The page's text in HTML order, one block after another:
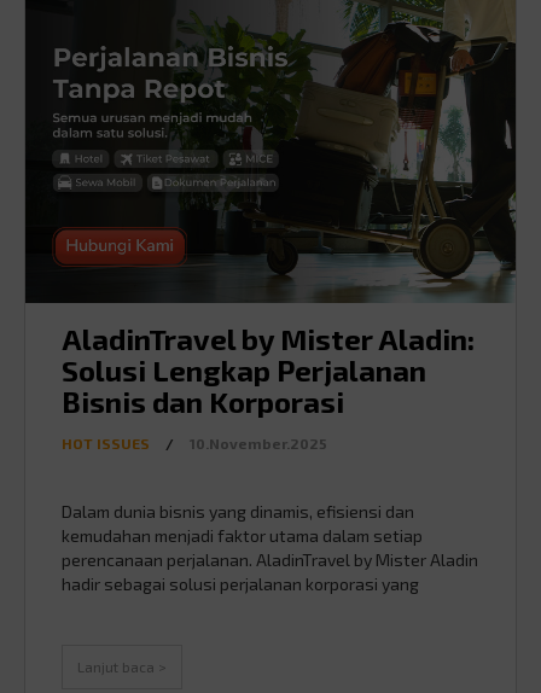
AladinTravel by Mister Aladin:
Solusi Lengkap Perjalanan
Bisnis dan Korporasi
HOT ISSUES / 10.November.2025
Dalam dunia bisnis yang dinamis, efisiensi dan
kemudahan menjadi faktor utama dalam setiap
perencanaan perjalanan. AladinTravel by Mister Aladin
hadir sebagai solusi perjalanan korporasi yang
Special Event, hingga Factory Visit Tour. Setiap
Lanjut baca >